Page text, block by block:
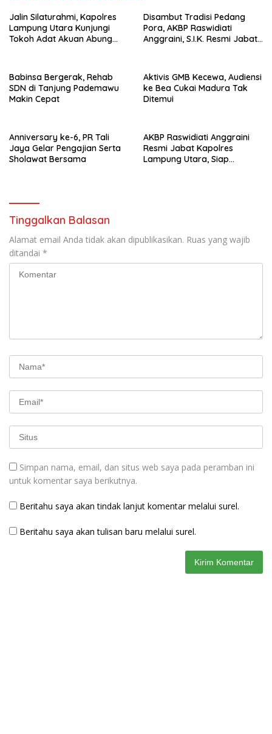
Jalin Silaturahmi, Kapolres
Lampung Utara Kunjungi
Tokoh Adat Akuan Abung
Disambut Tradisi Pedang
Pora, AKBP Raswidiati
Anggraini, S.I.K. Resmi Jabat
Babinsa Bergerak, Rehab
SDN di Tanjung Pademawu
Makin Cepat
Aktivis GMB Kecewa, Audiensi
ke Bea Cukai Madura Tak
Ditemui
Anniversary ke-6, PR Tali
Jaya Gelar Pengajian Serta
Sholawat Bersama
AKBP Raswidiati Anggraini
Resmi Jabat Kapolres
Lampung Utara, Siap
Tinggalkan Balasan
Alamat email Anda tidak akan dipublikasikan. Ruas yang wajib
ditandai *
Simpan nama, email, dan situs web saya pada peramban ini
untuk komentar saya berikutnya.
Beritahu saya akan tindak lanjut komentar melalui surel.
Beritahu saya akan tulisan baru melalui surel.